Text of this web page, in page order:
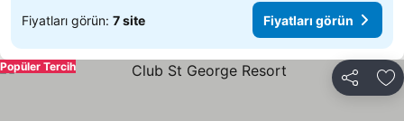
Fiyatları görün: 7 site Fiyatları görün
Paylaş
Popüler Tercih